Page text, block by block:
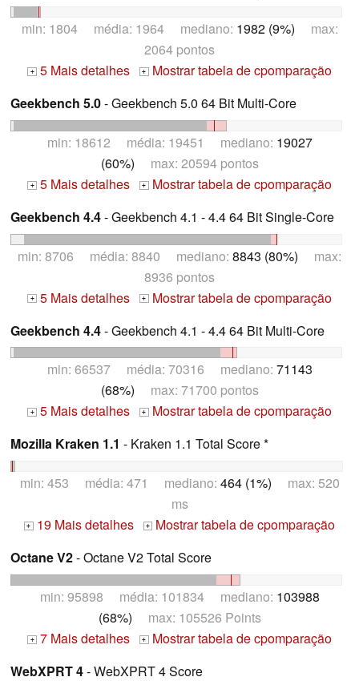
min: 1804 média: 1964 mediano: 1982 (9%) max:
2064 pontos
+ 5 Mais detalhes + Mostrar tabela de cpomparação
Geekbench 5.0- Geekbench 5.0 64 Bit Multi-Core
min: 18612 média: 19451 mediano: 19027
(60%) max: 20594 pontos
+ 5 Mais detalhes + Mostrar tabela de cpomparação
Geekbench 4.4- Geekbench 4.1 - 4.4 64 Bit Single-Core
min: 8706 média: 8840 mediano: 8843 (80%) max:
8936 pontos
+ 5 Mais detalhes + Mostrar tabela de cpomparação
Geekbench 4.4- Geekbench 4.1 - 4.4 64 Bit Multi-Core
min: 66537 média: 70316 mediano: 71143
(68%) max: 71700 pontos
+ 5 Mais detalhes + Mostrar tabela de cpomparação
Mozilla Kraken 1.1 - Kraken 1.1 Total Score *
min: 453 média: 471 mediano: 464 (1%) max: 520
ms
+ 19 Mais detalhes +
Mostrar tabela de cpomparação
Octane V2- Octane V2 Total Score
min: 95898 média: 101834 mediano: 103988
(68%) max: 105526 Points
+ 7 Mais detalhes + Mostrar tabela de cpomparação
WebXPRT 4- WebXPRT 4 Score